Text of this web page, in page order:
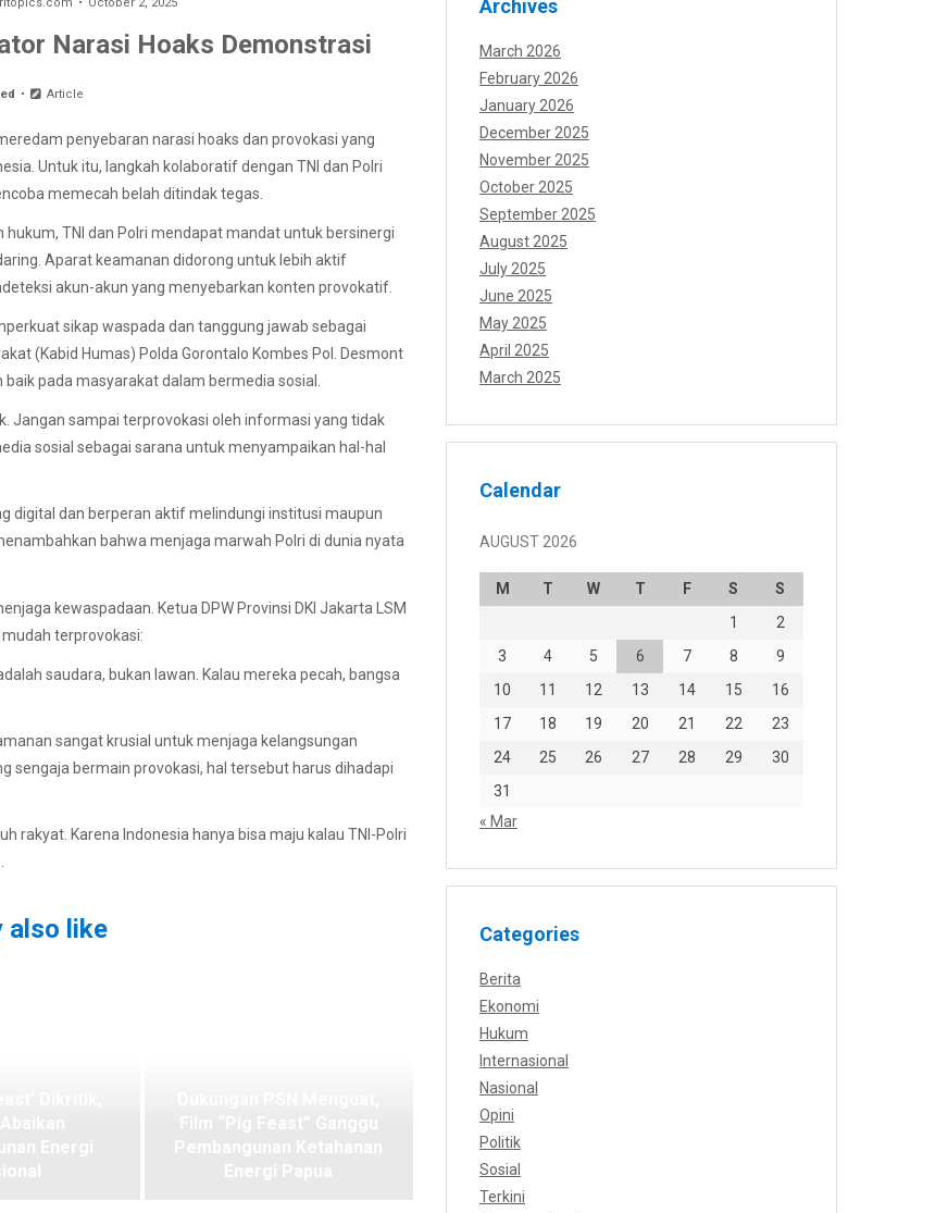
Narasi Hoaks Demonstrasi
Article
penyebaran narasi hoaks dan provokasi yang
Untuk itu, langkah kolaboratif dengan TNI dan Polri
memecah belah ditindak tegas.
TNI dan Polri mendapat mandat untuk bersinergi
Aparat keamanan didorong untuk lebih aktif
akun-akun yang menyebarkan konten provokatif.
sikap waspada dan tanggung jawab sebagai
(Kabid Humas) Polda Gorontalo Kombes Pol. Desmont
pada masyarakat dalam bermedia sosial.
Jangan sampai terprovokasi oleh informasi yang tidak
sosial sebagai sarana untuk menyampaikan hal-hal
digital dan berperan aktif melindungi institusi maupun
bahwa menjaga marwah Polri di dunia nyata
kewaspadaan. Ketua DPW Provinsi DKI Jakarta LSM
terprovokasi:
saudara, bukan lawan. Kalau mereka pecah, bangsa
sangat krusial untuk menjaga kelangsungan
sengaja bermain provokasi, hal tersebut harus dihadapi
rakyat. Karena Indonesia hanya bisa maju kalau TNI-Polri
also like
Archives
March 2026
February 2026
January 2026
December 2025
November 2025
October 2025
September 2025
August 2025
July 2025
June 2025
May 2025
April 2025
March 2025
Calendar
AUGUST 2026
M T W T F S
S
1
2
3
4 5 6 7 8
9
10
11 12 13 14 15
16
17
18 19 20 21 22
23
24
25 26 27 28 29
30
31
« Mar
Categories
Berita
Ekonomi
Hukum
Internasional
Nasional
Opini
Politik
Sosial
Terkini